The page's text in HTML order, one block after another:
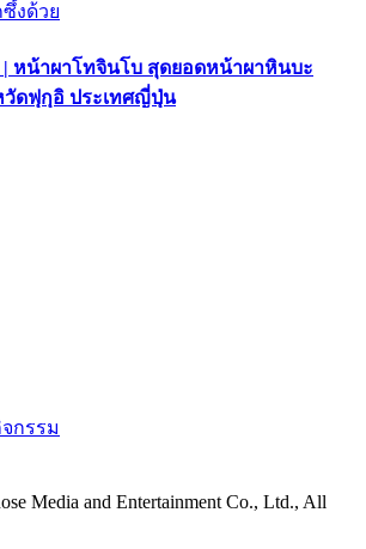
งด้วย
| หน้าผาโทจินโบ สุดยอดหน้าผาหินบะ
ดฟุกุอิ ประเทศญี่ปุ่น
กรรม
Media and Entertainment Co., Ltd., All